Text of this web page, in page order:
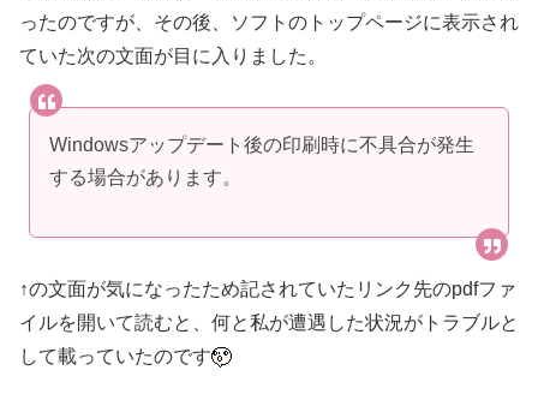
ったのですが、その後、ソフトのトップページに表示され
ていた次の文面が目に入りました。
Windowsアップデート後の印刷時に不具合が発生
する場合があります。
↑の文面が気になったため記されていたリンク先のpdfファ
イルを開いて読むと、何と私が遭遇した状況がトラブルと
して載っていたのです